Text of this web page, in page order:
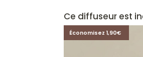
Ce diffuseur est
Économisez 1,90€